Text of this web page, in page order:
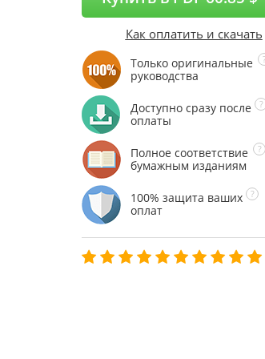
Как оплатить и скачать
Только оригинальные
руководства
Доступно сразу после
оплаты
Полное соответствие
бумажным изданиям
100% защита ваших
оплат